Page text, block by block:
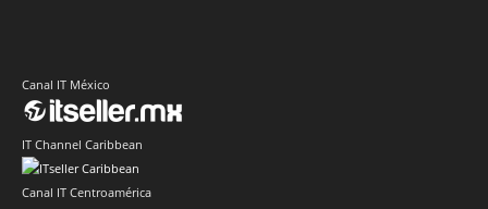
Canal IT México
IT Channel Caribbean
Canal IT Centroamérica